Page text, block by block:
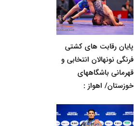
پایان رقابت های کشتی
فرنگی نونهالان انتخابی و
قهرمانی باشگاههای
خوزستان/ اهواز :